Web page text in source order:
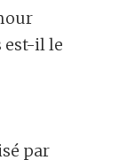
est-il le
par